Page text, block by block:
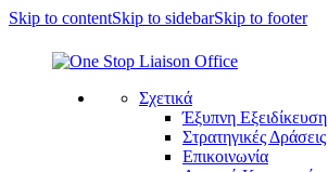
Skip to contentSkip to sidebarSkip to footer
Σχετικά
Έξυπνη Εξειδίκευση
Στρατηγικές Δράσεις
Επικοινωνία